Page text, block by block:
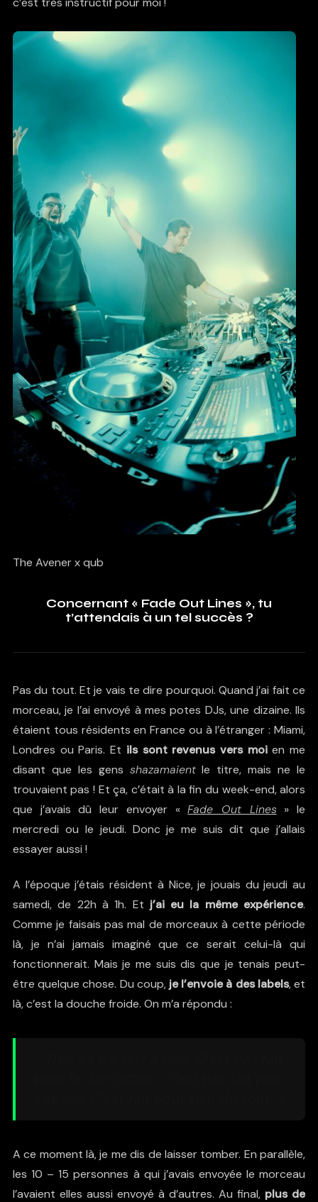
The Avener x qub
Concernant « Fade Out Lines », tu
t’attendais à un tel succès ?
Pas du tout. Et je vais te dire pourquoi. Quand j’ai fait ce
morceau, je l’ai envoyé à mes potes DJs, une dizaine. Ils
étaient tous résidents en France ou à l’étranger : Miami,
Londres ou Paris. Et ils sont revenus vers moien me
disant que les gens shazamaientle titre, mais ne le
trouvaient pas ! Et ça, c’était à la fin du week-end, alors
que j’avais dû leur envoyer «Fade Out Lines » le
mercredi ou le jeudi. Donc je me suis dit que j’allais
essayer aussi !
A l’époque j’étais résident à Nice, je jouais du jeudi au
samedi, de 22h à 1h. Et j’ai eu la même expérience.
Comme je faisais pas mal de morceaux à cette période
là, je n’ai jamais imaginé que ce serait celui-là qui
fonctionnerait. Mais je me suis dis que je tenais peut-
être quelque chose. Du coup, je l’envoie à des labels, et
là, c’est la douche froide. On m’a répondu :
A ce moment là, je me dis de laisser tomber. En parallèle,
les 10 – 15 personnes à qui j’avais envoyée le morceau
l’avaient elles aussi envoyé à d’autres. Au final, plus de